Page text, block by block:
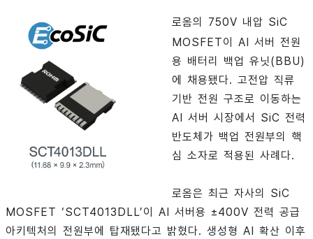
로옴의 750V 내압 SiC
MOSFET이 AI 서버 전원
용 배터리 백업 유닛(BBU)
에 채용됐다. 고전압 직류
기반 전원 구조로 이동하는
AI 서버 시장에서 SiC 전력
반도체가 백업 전원부의 핵
심 소자로 적용된 사례다.
로옴은 최근 자사의 SiC
MOSFET ‘SCT4013DLL’이 AI 서버용 ±400V 전력 공급
아키텍처의 전원부에 탑재됐다고 밝혔다. 생성형 AI 확산 이후